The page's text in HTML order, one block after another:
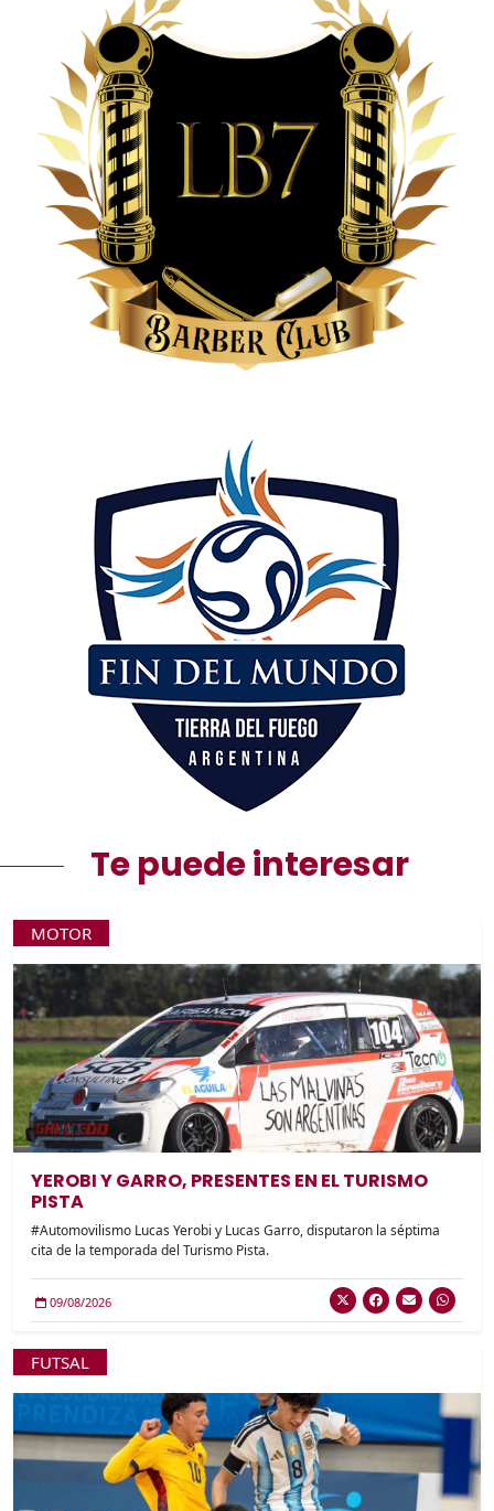
Te puede interesar
MOTOR
YEROBI Y GARRO, PRESENTES EN EL TURISMO
PISTA
#Automovilismo Lucas Yerobi y Lucas Garro, disputaron la séptima
cita de la temporada del Turismo Pista.
09/08/2026
FUTSAL